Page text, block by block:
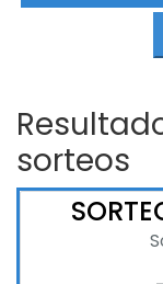
sorteos